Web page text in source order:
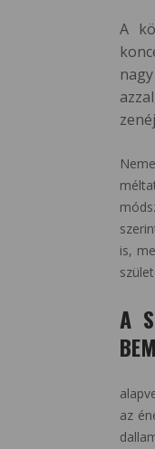
A
is,
A
az